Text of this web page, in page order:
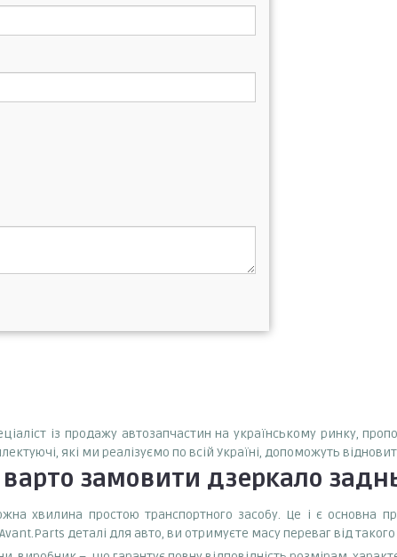
із продажу автозапчастин на українському ринку,
які ми реалізуємо по всій Україні, допоможуть
замовити дзеркало
хвилина простою транспортного засобу. Це і є основна
деталі для авто, ви отримуєте масу переваг від такого